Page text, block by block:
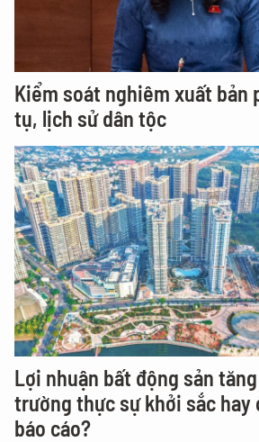
Kiểm soát nghiêm xuất bản
tụ, lịch sử dân tộc
Lợi nhuận bất động sản
trường thực sự khởi sắc hay
báo cáo?